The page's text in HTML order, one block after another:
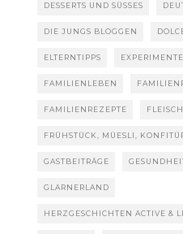
DESSERTS UND SÜSSES
DIE JUNGS BLOGGEN
ELTERNTIPPS EXPERIMENTE
FAMILIENLEBEN
FAMILIENREZEPTE
FRÜHSTÜCK, MÜESLI,
GASTBEITRÄGE
GLARNERLAND
HERZGESCHICHTEN ACTIVE &